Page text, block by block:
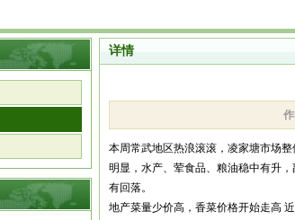
详情
作
本周常武地区热浪滚滚，凌家塘市场
明显，水产、荤食品、粮油稳中有升
有回落。
地产菜量少价高，香菜价格开始走高